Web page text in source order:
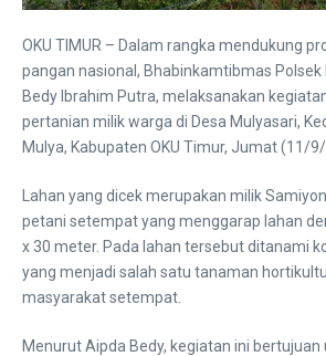
OKU TIMUR – Dalam rangka mendukung
pangan nasional, Bhabinkamtibmas Polsek
Bedy Ibrahim Putra, melaksanakan
pertanian milik warga di Desa Mulyasari,
Mulya, Kabupaten OKU Timur, Jumat (11/9/
Lahan yang dicek merupakan milik
petani setempat yang menggarap lahan
x 30 meter. Pada lahan tersebut ditanami
yang menjadi salah satu tanaman
masyarakat setempat.
Menurut Aipda Bedy, kegiatan ini